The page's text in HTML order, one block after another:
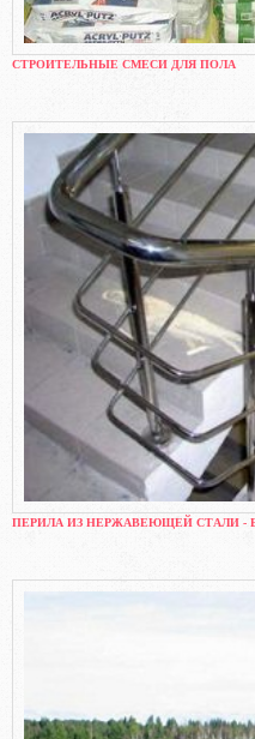
СТРОИТЕЛЬНЫЕ СМЕСИ ДЛЯ ПОЛА
ПЕРИЛА ИЗ НЕРЖАВЕЮЩЕЙ СТАЛИ -